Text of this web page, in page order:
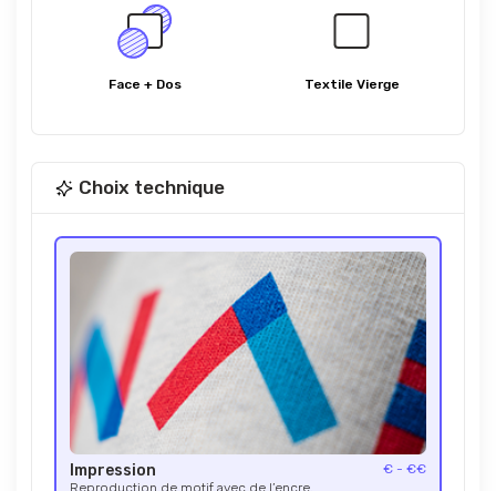
Face + Dos Textile Vierge
Choix technique
Impression
€ - €€
Reproduction de motif avec de l’encre.